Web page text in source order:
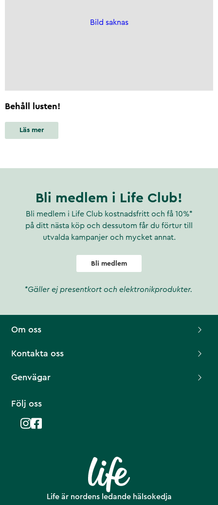
Bild saknas
Behåll lusten!
Läs mer
Bli medlem i Life Club!
Bli medlem i Life Club kostnadsfritt och få 10%*
på ditt nästa köp och dessutom får du förtur till
utvalda kampanjer och mycket annat.
Bli medlem
*Gäller ej presentkort och elektronikprodukter.
Life är nordens ledande hälsokedja
Om oss
Kontakta oss
Genvägar
Följ oss